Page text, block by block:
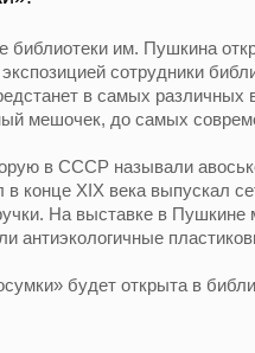
библиотеки им. Пушкина
сотрудники
в самых различных
мешочек, до самых
в СССР называли
конце XIX века выпускал
На выставке в Пушкине
антиэкологичные
будет открыта в